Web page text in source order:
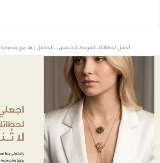
أجمل لحظاتك الفريدة لا تُنسى... احتفل بها مع